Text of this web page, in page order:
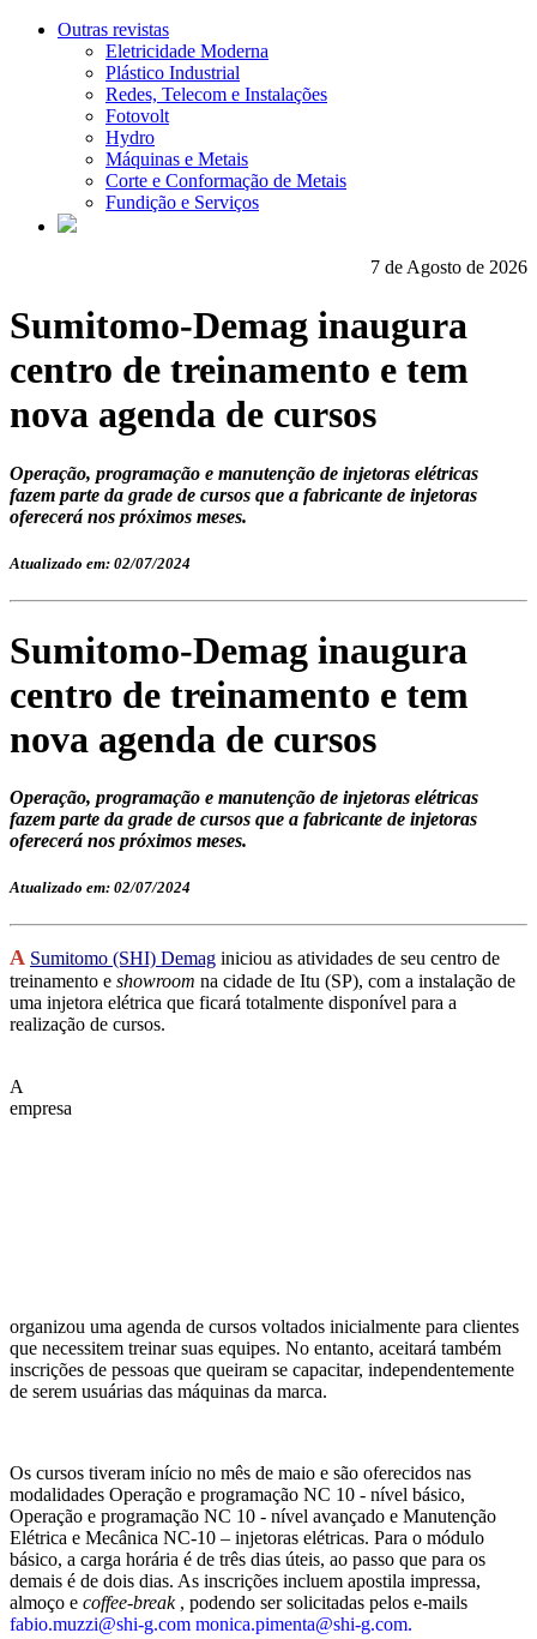
Outras revistas
Eletricidade Moderna
Plástico Industrial
Redes, Telecom e Instalações
Fotovolt
Hydro
Máquinas e Metais
Corte e Conformação de Metais
Fundição e Serviços
7 de Agosto de 2026
Sumitomo-Demag inaugura
centro de treinamento e tem
nova agenda de cursos
Operação, programação e manutenção de injetoras elétricas
fazem parte da grade de cursos que a fabricante de injetoras
oferecerá nos próximos meses.
Atualizado em: 02/07/2024
Sumitomo-Demag inaugura
centro de treinamento e tem
nova agenda de cursos
Operação, programação e manutenção de injetoras elétricas
fazem parte da grade de cursos que a fabricante de injetoras
oferecerá nos próximos meses.
Atualizado em: 02/07/2024
A Sumitomo (SHI) Demag iniciou as atividades de seu centro de
treinamento e showroom na cidade de Itu (SP), com a instalação de
uma injetora elétrica que ficará totalmente disponível para a
realização de cursos.
A
empresa
organizou uma agenda de cursos voltados inicialmente para clientes
que necessitem treinar suas equipes. No entanto, aceitará também
inscrições de pessoas que queiram se capacitar, independentemente
de serem usuárias das máquinas da marca.
Os cursos tiveram início no mês de maio e são oferecidos nas
modalidades Operação e programação NC 10 - nível básico,
Operação e programação NC 10 - nível avançado e Manutenção
Elétrica e Mecânica NC-10 – injetoras elétricas. Para o módulo
básico, a carga horária é de três dias úteis, ao passo que para os
demais é de dois dias. As inscrições incluem apostila impressa,
almoço e coffee-break, podendo ser solicitadas pelos e-mails
fabio.muzzi@shi-g.com monica.pimenta@shi-g.com.